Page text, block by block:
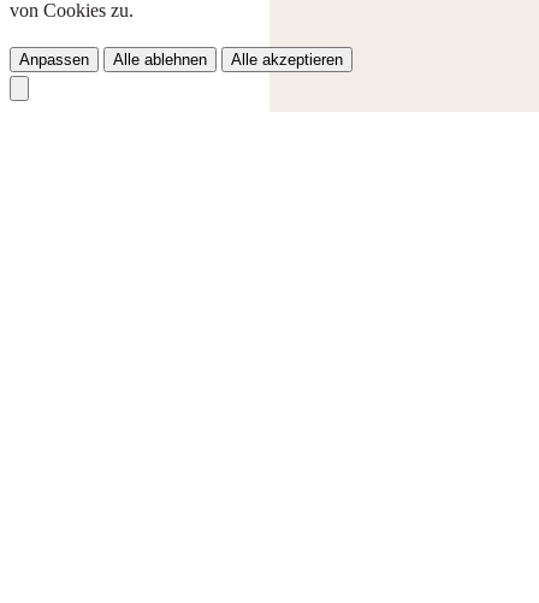
von Cookies zu.
Anpassen Alle ablehnen Alle akzeptieren